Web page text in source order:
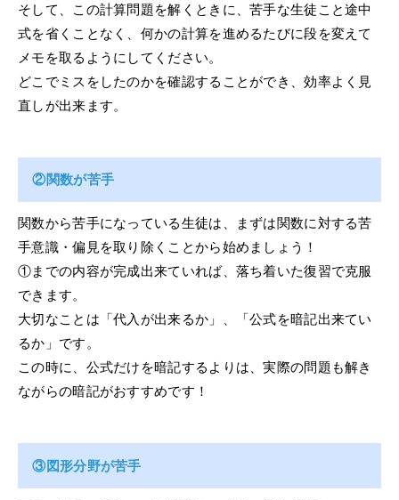
そして、この計算問題を解くときに、苦手な生徒こと途中
式を省くことなく、何かの計算を進めるたびに段を変えて
メモを取るようにしてください。
どこでミスをしたのかを確認することができ、効率よく見
直しが出来ます。
②関数が苦手
関数から苦手になっている生徒は、まずは関数に対する苦
手意識・偏見を取り除くことから始めましょう！
①までの内容が完成出来ていれば、落ち着いた復習で克服
できます。
大切なことは「代入が出来るか」、「公式を暗記出来てい
るか」です。
この時に、公式だけを暗記するよりは、実際の問題も解き
ながらの暗記がおすすめです！
③図形分野が苦手